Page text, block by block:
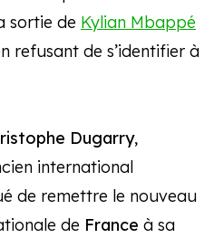
sortie de Kylian Mbappé
refusant de s’identifier à
Dugarry,
international
de remettre le nouveau
de France à sa